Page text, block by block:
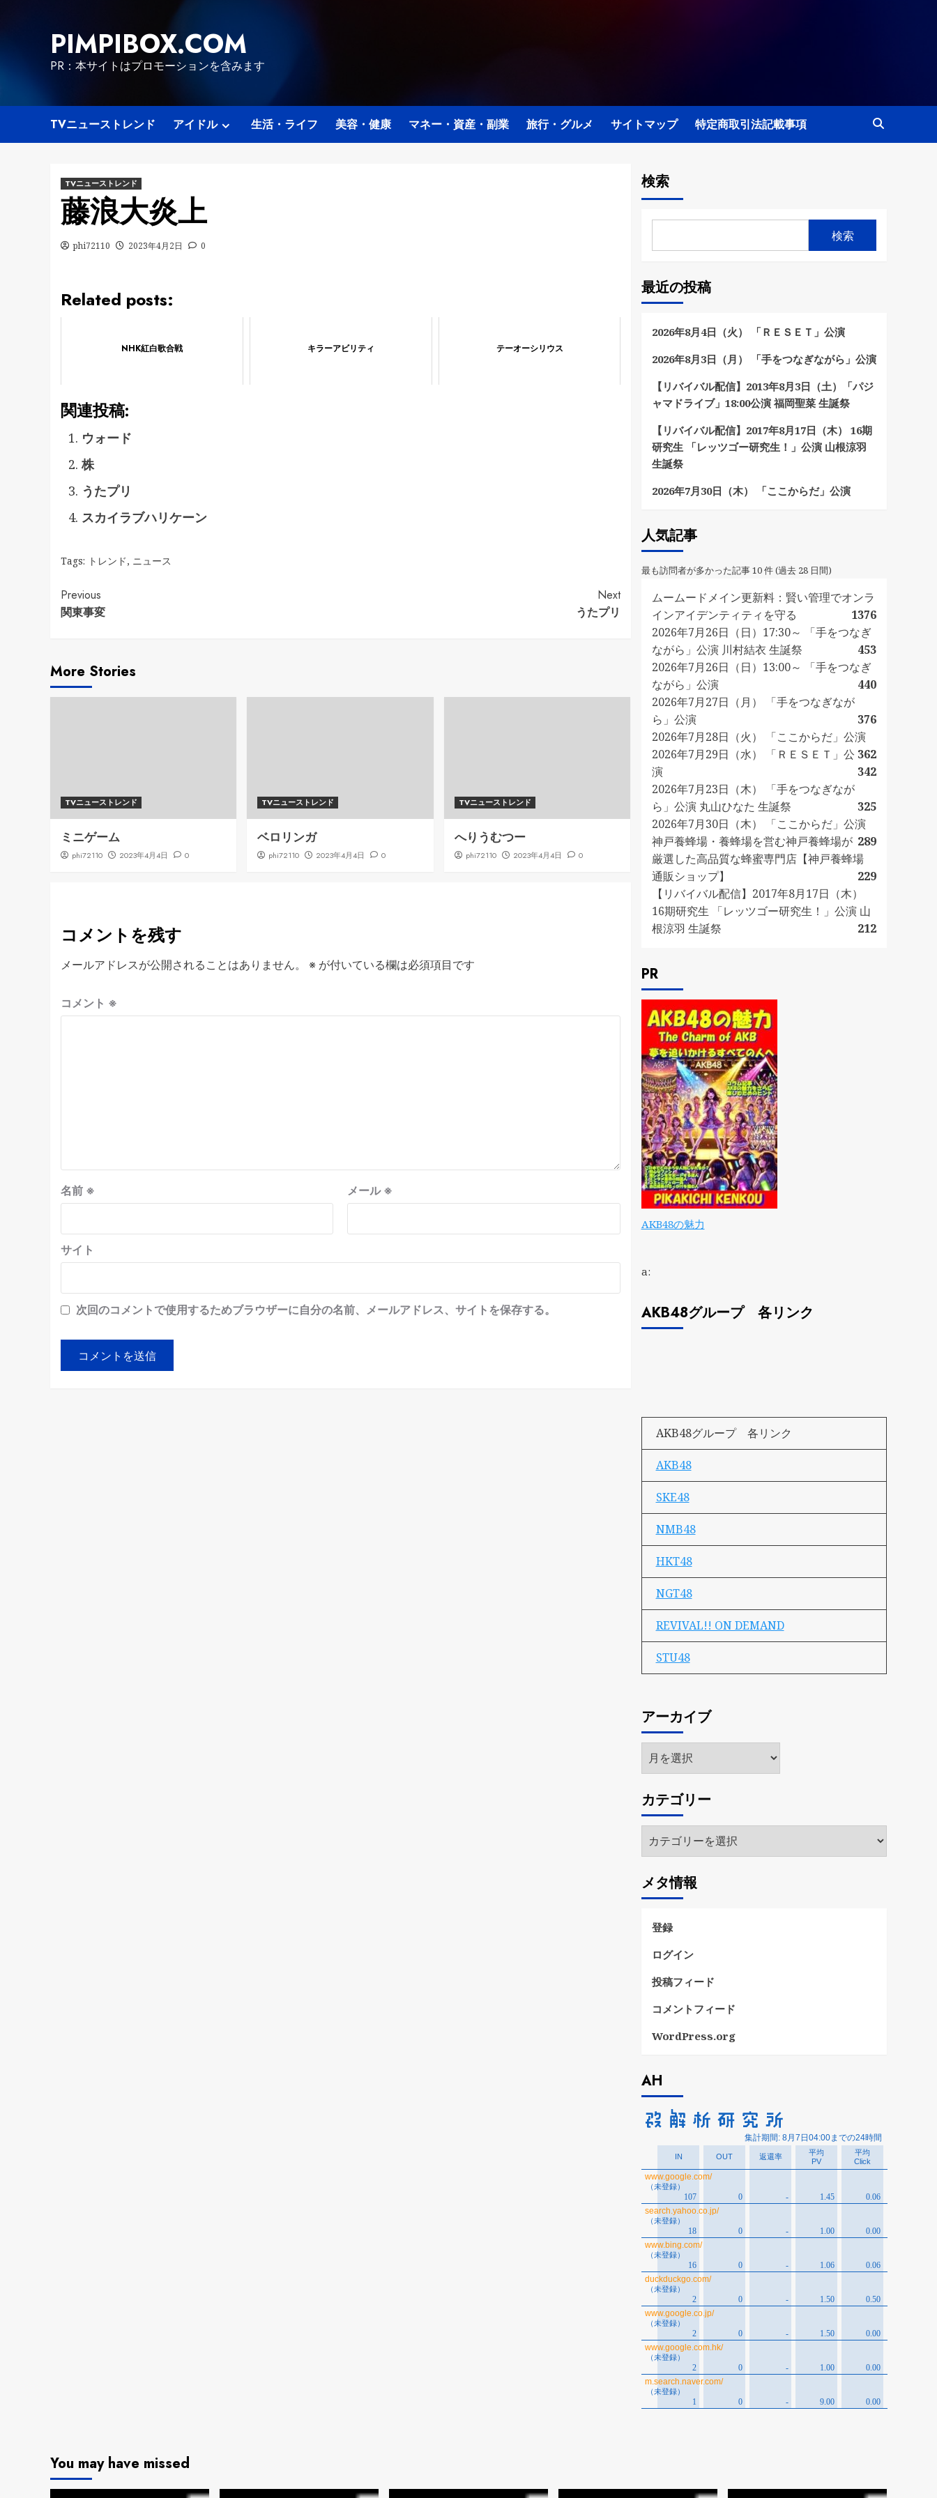
PIMPIBOX.COM
PR：本サイトはプロモーションを含みます
TVニューストレンド アイドル 生活・ライフ 美容・健康 マネー・資産・副業 旅行・グルメ サイトマップ 特定商取引法記載事項
TVニューストレンド
藤浪大炎上
phi72110 2023年4月2日 0
Related posts:
NHK紅白歌合戦 キラーアビリティ テーオーシリウス
関連投稿:
ウォード
株
うたプリ
スカイラブハリケーン
Tags: トレンド, ニュース
Continue
Reading
Previous
関東事変
Next
うたプリ
More Stories
TVニューストレンド
ミニゲーム
phi72110 2023年4月4日 0
TVニューストレンド
ベロリンガ
phi72110 2023年4月4日 0
TVニューストレンド
へりうむつー
phi72110 2023年4月4日 0
コメントを残す
メールアドレスが公開されることはありません。 ※ が付いている欄は必須項目です
コメント ※
名前 ※ メール※
サイト
次回のコメントで使用するためブラウザーに自分の名前、メールアドレス、サイトを保存する。
検索
検索
最近の投稿
2026年8月4日（火） 「ＲＥＳＥＴ」公演
2026年8月3日（月） 「手をつなぎながら」公演
【リバイバル配信】2013年8月3日（土）「パジ
ャマドライブ」18:00公演 福岡聖菜 生誕祭
【リバイバル配信】2017年8月17日（木） 16期
研究生 「レッツゴー研究生！」公演 山根涼羽
生誕祭
2026年7月30日（木） 「ここからだ」公演
人気記事
最も訪問者が多かった記事 10 件 (過去 28 日間)
ムームードメイン更新料：賢い管理でオンラ
インアイデンティティを守る
1376
2026年7月26日（日）17:30～ 「手をつなぎ
ながら」公演 川村結衣 生誕祭
453
2026年7月26日（日）13:00～ 「手をつなぎ
ながら」公演
440
2026年7月27日（月） 「手をつなぎなが
ら」公演
376
2026年7月28日（火） 「ここからだ」公演
362
2026年7月29日（水） 「ＲＥＳＥＴ」公
演
342
2026年7月23日（木） 「手をつなぎなが
ら」公演 丸山ひなた 生誕祭
325
2026年7月30日（木） 「ここからだ」公演
289
神戸養蜂場・養蜂場を営む神戸養蜂場が
厳選した高品質な蜂蜜専門店【神戸養蜂場
通販ショップ】
229
【リバイバル配信】2017年8月17日（木）
16期研究生 「レッツゴー研究生！」公演 山
根涼羽 生誕祭
212
PR
AKB48の魅力
a:
AKB48グループ 各リンク
AKB48グループ 各リンク
AKB48
SKE48
NMB48
HKT48
NGT48
REVIVAL!! ON DEMAND
STU48
アーカイブ
ア
ー
イ
ブ
カテゴリー
テ
リ
ー
メタ情報
登録
ログイン
投稿フィード
コメントフィード
WordPress.org
AH
You may have missed